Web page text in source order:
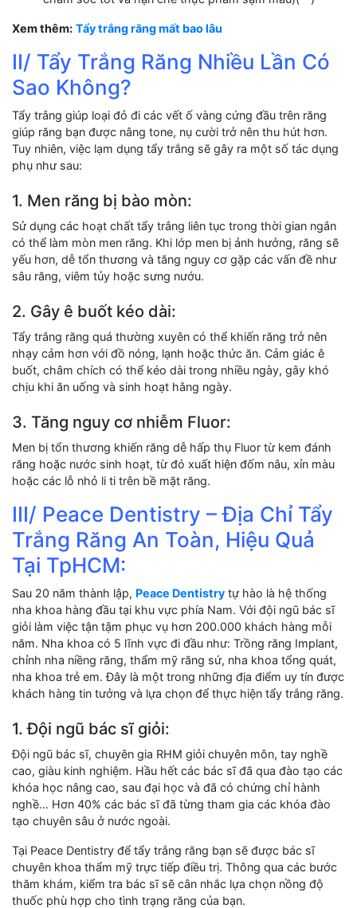
Xem thêm: Tẩy trắng răng mất bao lâu
II/ Tẩy Trắng Răng Nhiều Lần Có
Sao Không?
Tẩy trắng giúp loại đỏ đi các vết ố vàng cứng đầu trên răng
giúp răng bạn được nâng tone, nụ cười trở nên thu hút hơn.
Tuy nhiên, việc lạm dụng tẩy trắng sẽ gây ra một số tác dụng
phụ như sau:
1. Men răng bị bào mòn:
Sử dụng các hoạt chất tẩy trắng liên tục trong thời gian ngắn
có thể làm mòn men răng. Khi lớp men bị ảnh hưởng, răng sẽ
yếu hơn, dễ tổn thương và tăng nguy cơ gặp các vấn đề như
sâu răng, viêm tủy hoặc sưng nướu.
2. Gây ê buốt kéo dài:
Tẩy trắng răng quá thường xuyên có thể khiến răng trở nên
nhạy cảm hơn với đồ nóng, lạnh hoặc thức ăn. Cảm giác ê
buốt, châm chích có thể kéo dài trong nhiều ngày, gây khó
chịu khi ăn uống và sinh hoạt hằng ngày.
3. Tăng nguy cơ nhiễm Fluor:
Men bị tổn thương khiến răng dễ hấp thụ Fluor từ kem đánh
răng hoặc nước sinh hoạt, từ đó xuất hiện đốm nâu, xỉn màu
hoặc các lỗ nhỏ li ti trên bề mặt răng.
III/ Peace Dentistry – Địa Chỉ Tẩy
Trắng Răng An Toàn, Hiệu Quả
Tại TpHCM:
Sau 20 năm thành lập, Peace Dentistry tự hào là hệ thống
nha khoa hàng đầu tại khu vực phía Nam. Với đội ngũ bác sĩ
giỏi làm việc tận tậm phục vụ hơn 200.000 khách hàng mỗi
năm. Nha khoa có 5 lĩnh vực đi đầu như: Trồng răng Implant,
chỉnh nha niềng răng, thẩm mỹ răng sứ, nha khoa tổng quát,
nha khoa trẻ em. Đây là một trong những địa điểm uy tín được
khách hàng tin tưởng và lựa chọn để thực hiện tẩy trắng răng.
1. Đội ngũ bác sĩ giỏi:
Đội ngũ bác sĩ, chuyên gia RHM giỏi chuyên môn, tay nghề
cao, giàu kinh nghiệm. Hầu hết các bác sĩ đã qua đào tạo các
khóa học nâng cao, sau đại học và đã có chứng chỉ hành
nghề… Hơn 40% các bác sĩ đã từng tham gia các khóa đào
tạo chuyên sâu ở nước ngoài.
Tại Peace Dentistry để tẩy trắng răng bạn sẽ được bác sĩ
chuyên khoa thẩm mỹ trực tiếp điều trị. Thông qua các bước
thăm khám, kiểm tra bác sĩ sẽ cân nhắc lựa chọn nồng độ
thuốc phù hợp cho tình trạng răng của bạn.